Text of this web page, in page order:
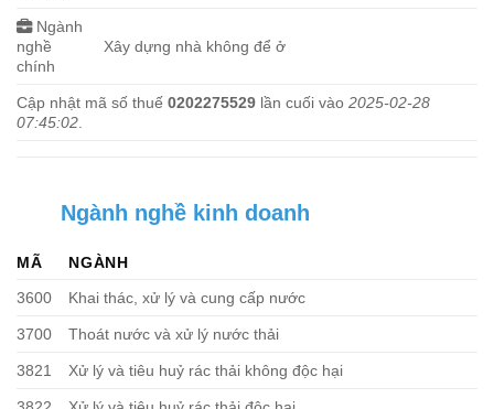
Ngành
nghề
chính
Xây dựng nhà không để ở
Cập nhật mã số thuế 0202275529 lần cuối vào 2025-02-28
07:45:02
Ngành nghề kinh doanh
MÃ
NGÀNH
3600
Khai thác, xử lý và cung cấp nước
3700 Thoát nước và xử lý nước thải
3821 Xử lý và tiêu huỷ rác thải không độc hại